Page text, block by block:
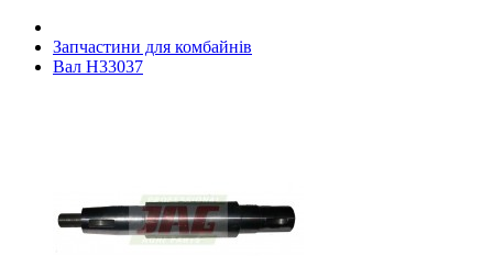
Запчастини для комбайнів
Вал H33037